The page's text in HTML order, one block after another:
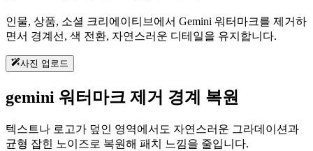
인물, 상품, 소셜 크리에이티브에서 Gemini 워터마크를 제거하
면서 경계선, 색 전환, 자연스러운 디테일을 유지합니다.
사진 업로드
gemini 워터마크 제거 경계 복원
텍스트나 로고가 덮인 영역에서도 자연스러운 그라데이션과
균형 잡힌 노이즈로 복원해 패치 느낌을 줄입니다.